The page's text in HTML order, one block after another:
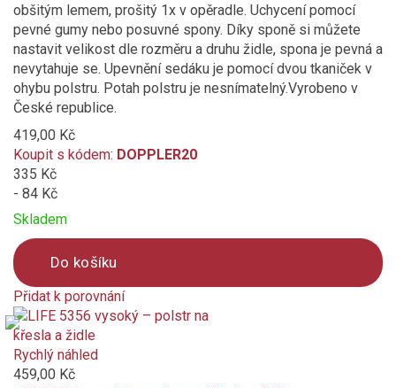
obšitým lemem, prošitý 1x v opěradle. Uchycení pomocí
pevné gumy nebo posuvné spony. Díky sponě si můžete
nastavit velikost dle rozměru a druhu židle, spona je pevná a
nevytahuje se. Upevnění sedáku je pomocí dvou tkaniček v
ohybu polstru. Potah polstru je nesnímatelný.Vyrobeno v
České republice.
419,00 Kč
Koupit s kódem: DOPPLER20
335 Kč
- 84 Kč
Skladem
Do košíku
Přidat k porovnání
Product
is
added
to
Rychlý náhled
459,00 Kč